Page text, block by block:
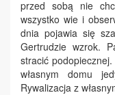
przed sobą nie
wszystko wie i
dnia pojawia się
Gertrudzie wzrok.
stracić
własnym domu
Rywalizacja z